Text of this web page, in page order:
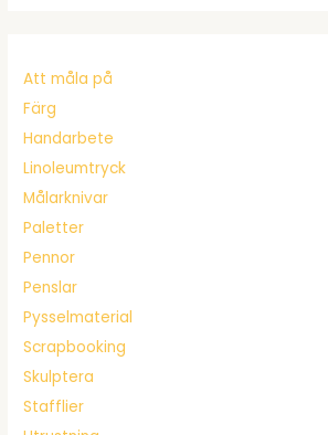
Att måla på
Färg
Handarbete
Linoleumtryck
Målarknivar
Paletter
Pennor
Penslar
Pysselmaterial
Scrapbooking
Skulptera
Stafflier